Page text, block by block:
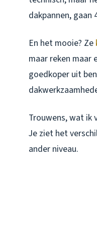
dakpannen, gaan
En het mooie? Ze
maar reken maar
goedkoper uit
Trouwens, wat ik
Je ziet het
ander niveau.